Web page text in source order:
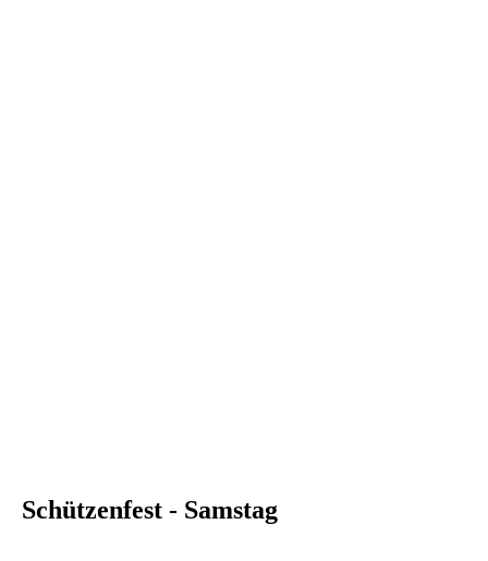
Schützenfest - Samstag